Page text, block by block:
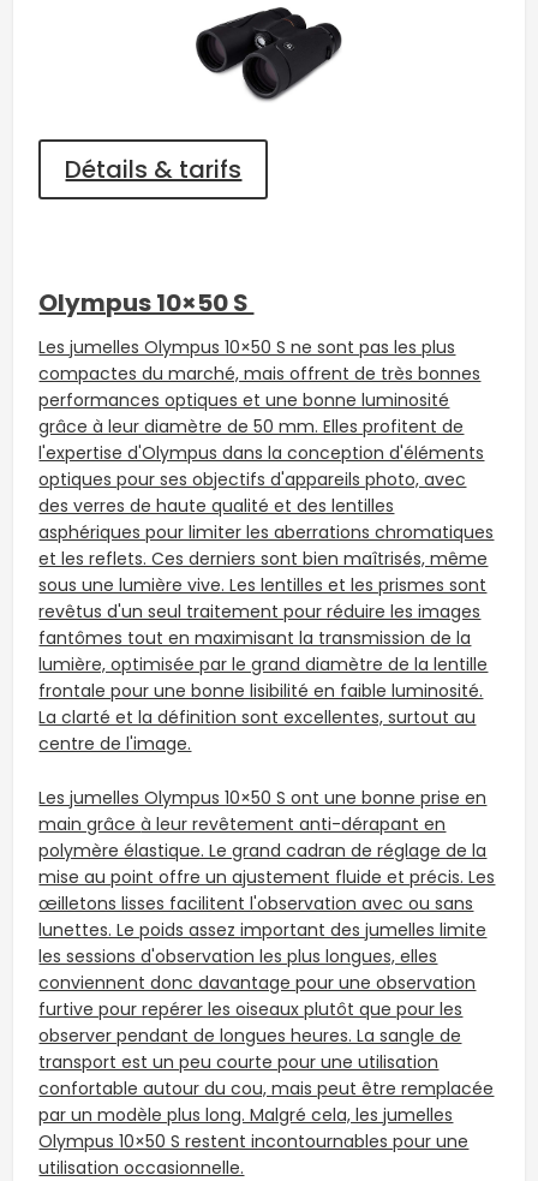
Détails & tarifs
Olympus 10×50 S
Les jumelles Olympus 10×50 S ne sont pas les plus
compactes du marché, mais offrent de très bonnes
performances optiques et une bonne luminosité
grâce à leur diamètre de 50 mm. Elles profitent de
l'expertise d'Olympus dans la conception d'éléments
optiques pour ses objectifs d'appareils photo, avec
des verres de haute qualité et des lentilles
asphériques pour limiter les aberrations chromatiques
et les reflets. Ces derniers sont bien maîtrisés, même
sous une lumière vive. Les lentilles et les prismes sont
revêtus d'un seul traitement pour réduire les images
fantômes tout en maximisant la transmission de la
lumière, optimisée par le grand diamètre de la lentille
frontale pour une bonne lisibilité en faible luminosité.
La clarté et la définition sont excellentes, surtout au
centre de l'image.
Les jumelles Olympus 10×50 S ont une bonne prise en
main grâceà leur revêtement anti-dérapant en
polymère élastique. Le grand cadran de réglage de la
mise au point offre un ajustement fluide et précis. Les
œilletons lisses facilitent l'observation avec ou sans
lunettes. Le poids assez important des jumelles limite
les sessions d'observation les plus longues, elles
conviennent donc davantage pour une observation
furtive pour repérer les oiseaux plutôt que pour les
observer pendant de longues heures. La sangle de
transport est un peu courte pour une utilisation
confortable autour du cou, mais peut être remplacée
par un modèle plus long. Malgré cela, les jumelles
Olympus 10×50 S restent incontournables pour une
utilisation occasionnelle.